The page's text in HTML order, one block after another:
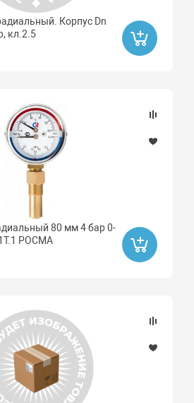
Корпус Dn
кл.2.5
80 мм 4 бар 0-
РОСМА